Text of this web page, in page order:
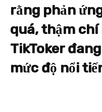
rằng phản
quá, thậm
TikToker
mức độ nổi